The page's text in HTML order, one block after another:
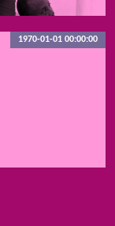
1970-01-01 00:00:00